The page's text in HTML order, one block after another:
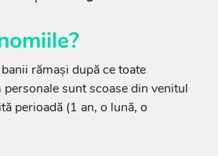
rămași după ce toate
sunt scoase din venitul
perioadă (1 an, o lună, o